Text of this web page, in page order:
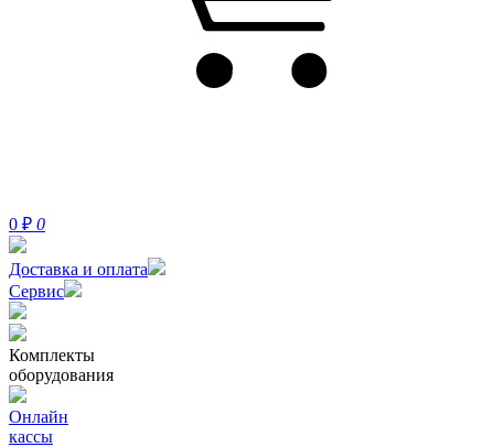
0 ₽ 0
Доставка и оплата
Сервис
Комплекты
оборудования
Онлайн
кассы